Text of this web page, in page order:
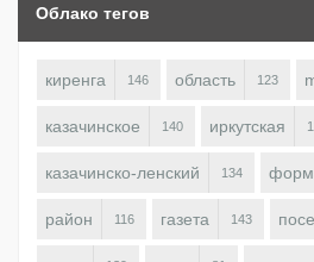
Облако тегов
киренга 146 область 123
казачинское 140 иркутская
казачинско-ленский 134
район 116 газета 143